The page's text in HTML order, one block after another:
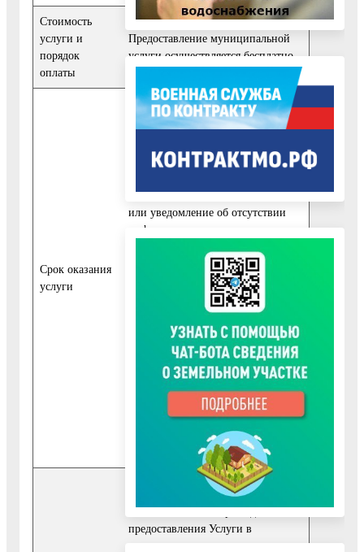
Стоимость
услуги и
порядок
оплаты
Предоставление муниципальной
услуги осуществляется бесплатно
Cрок оказания
услуги
1. Срок предоставления Услуги
составляет не более 10 рабочих
дней с даты регистрации
Заявления.
2. Отказ в предоставлении Услуги
или уведомление об отсутствии
информации направляется в срок
регистрации Заявления.
3. Срок предоставления Услуги
начинает исчисляться со дня
регистрации заявления в
Уполномоченном органе.
4. Если последний день срока
приходится на нерабочий день,
днем окончания срока считается
ближайший следующий за ним
7.1. Заявитель обращается в
Уполномоченный орган для
предоставления Услуги в